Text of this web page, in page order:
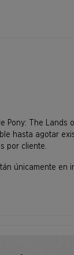
Pony: The Lands
hasta agotar
por cliente.
únicamente en